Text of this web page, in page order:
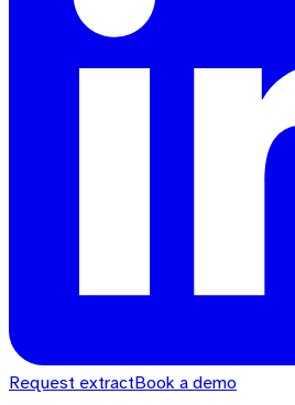
Request extractBook a demo